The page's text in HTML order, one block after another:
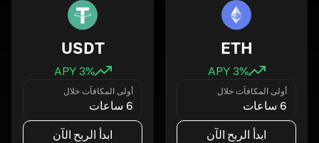
ETH
3% APY
أولى المكافآت خلال
6 ساعات
ابدأ الربح الآن
USDT
3% APY
أولى المكافآت خلال
6 ساعات
ابدأ الربح الآن